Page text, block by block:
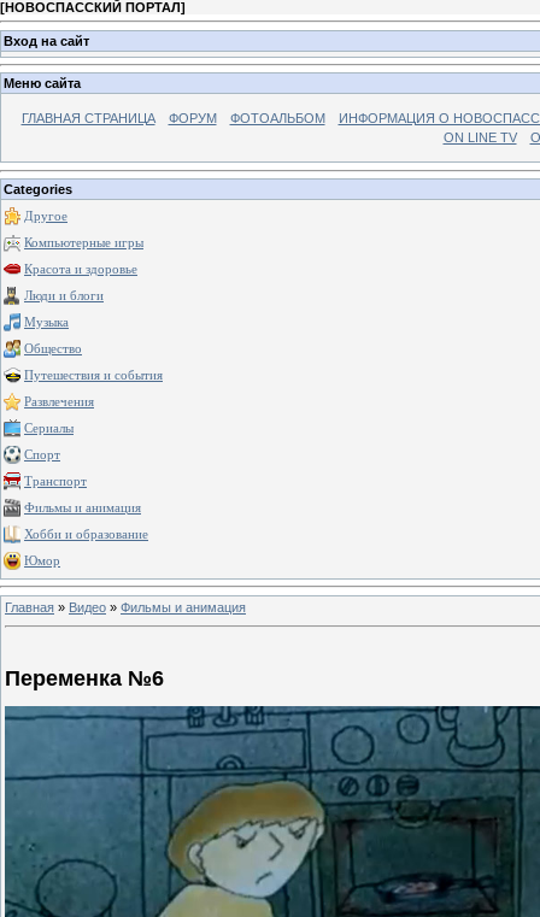
[НОВОСПАССКИЙ ПОРТАЛ]
Вход на сайт
Меню сайта
ГЛАВНАЯ СТРАНИЦА ФОРУМ ФОТОАЛЬБОМ
ИНФОРМАЦИЯ О
ON LINE TV
Categories
Другое
Компьютерные игры
Красота и здоровье
Люди и блоги
Музыка
Общество
Путешествия и события
Развлечения
Сериалы
Спорт
Транспорт
Фильмы и анимация
Хобби и образование
Юмор
Главная » Видео » Фильмы и анимация
Переменка №6